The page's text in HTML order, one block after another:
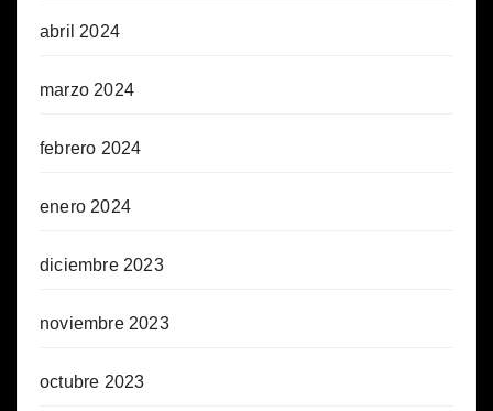
abril 2024
marzo 2024
febrero 2024
enero 2024
diciembre 2023
noviembre 2023
octubre 2023